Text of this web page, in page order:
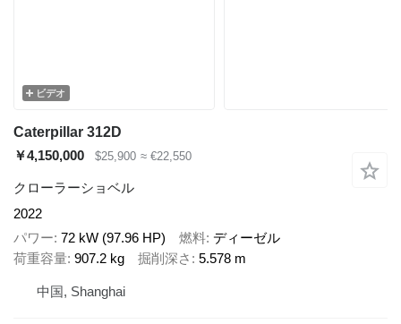
ビデオ
Caterpillar 312D
￥4,150,000
$25,900 ≈ €22,550
クローラーショベル
2022
パワー 72 kW (97.96 HP) 燃料 ディーゼル
荷重容量 907.2 kg 掘削深さ 5.578 m
中国, Shanghai